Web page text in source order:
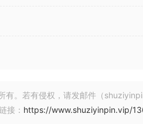
。
有。若有侵权，请发邮件（
接： https://www.shuziyinpin.vip/